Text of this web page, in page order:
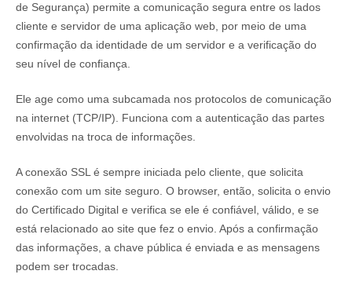
de Segurança) permite a comunicação segura entre os lados
cliente e servidor de uma aplicação web, por meio de uma
confirmação da identidade de um servidor e a verificação do
seu nível de confiança.
Ele age como uma subcamada nos protocolos de comunicação
na internet (TCP/IP). Funciona com a autenticação das partes
envolvidas na troca de informações.
A conexão SSL é sempre iniciada pelo cliente, que solicita
conexão com um site seguro. O browser, então, solicita o envio
do Certificado Digital e verifica se ele é confiável, válido, e se
está relacionado ao site que fez o envio. Após a confirmação
das informações, a chave pública é enviada e as mensagens
podem ser trocadas.